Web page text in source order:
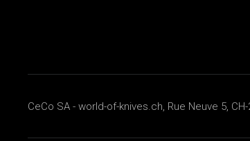
CeCo SA - world-of-knives.ch, Rue Neuve 5,